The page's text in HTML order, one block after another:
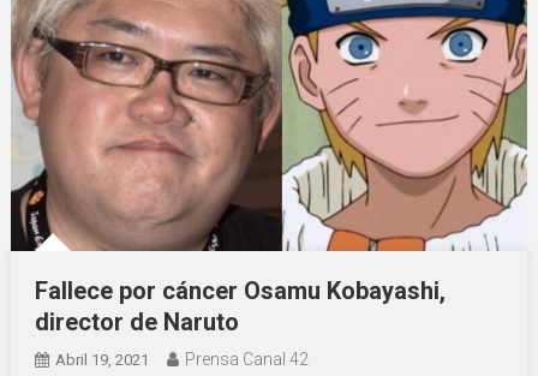
Fallece por cáncer Osamu Kobayashi,
director de Naruto
Abril 19, 2021 Prensa Canal 42